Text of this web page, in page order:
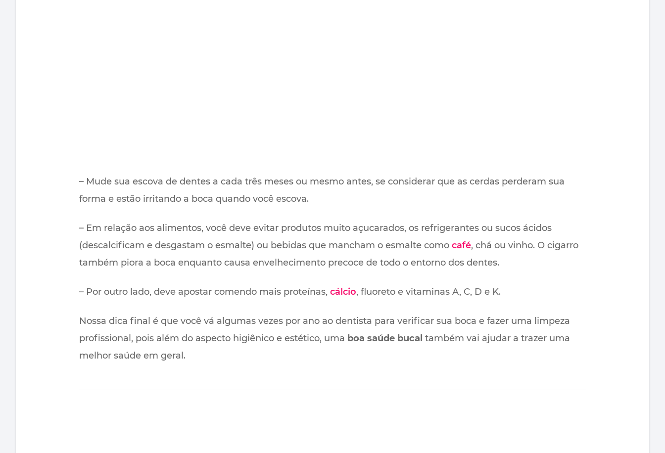
– Mude sua escova de dentes a cada três meses ou mesmo antes, se considerar que as cerdas perderam sua
forma e estão irritando a boca quando você escova.
– Em relação aos alimentos, você deve evitar produtos muito açucarados, os refrigerantes ou sucos ácidos
(descalcificam e desgastam o esmalte) ou bebidas que mancham o esmalte como café, chá ou vinho. O cigarro
também piora a boca enquanto causa envelhecimento precoce de todo o entorno dos dentes.
– Por outro lado, deve apostar comendo mais proteínas, cálcio, fluoreto e vitaminas A, C, D e K.
Nossa dica final é que você vá algumas vezes por ano ao dentista para verificar sua boca e fazer uma limpeza
profissional, pois além do aspecto higiênico e estético, uma boa saúde bucal também vai ajudar a trazer uma
melhor saúde em geral.